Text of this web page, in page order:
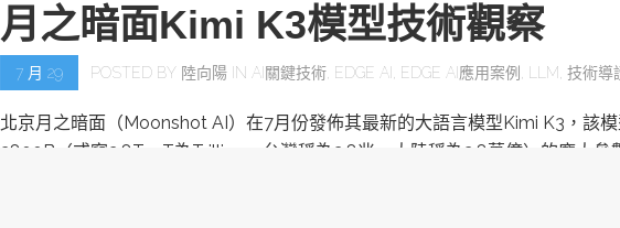
月之暗面Kimi K3模型技術觀察
7 月 29 POSTED BY 陸向陽 IN AI關鍵技術 EDGE AI EDGE AI應用案例 LLM 技術導
北京月之暗面（Moonshot AI）在7月份發佈其最新的大語言模型Kimi K3，該
2800B（或寫2.8T，T為Trillion，台灣稱為2.8兆，大陸稱為2.8萬億）的龐大參